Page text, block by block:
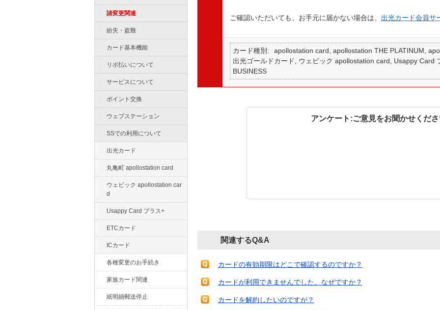
諸変更関連
紛失・盗難
カード基本機能
リボ払いについて
サービスについて
ポイント交換
ウェブステーション
SSでの利用について
出光カード
丸亀町 apollostation card
ウェビック apollostation car
d
Usappy Card プラス+
ETCカード
ICカード
各種変更のお手続き
家族カード関連
紙明細郵送停止
ご確認いただいても、お手元に届かない場合は、 出光カード会員サ
カード種別
apollostation card, apollostation THE PLATINUM,
出光ゴールドカード, ウェビック apollostation card, Usappy Card
BUSINESS
アンケート:ご意見をお聞かせくだ
関連するQ&A
カードの有効期限はどこで確認するのですか？
カードが利用できませんでした。なぜですか？
カードを解約したいのですが？